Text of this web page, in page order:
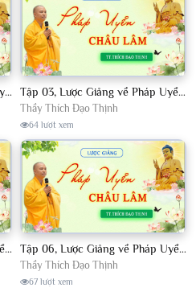
Tập 002, Lược Giảng về Pháp Uyển Châu Lâm, Chủ giảng TT. Thích Đạo Thịnh Tập 03, Lược Giảng về Pháp Uyển Châu Lâm, Chủ giảng TT Thích Đạo Thịnh
Thầy Thích Đạo Thịnh
64 lượt xem
Tập 04, Lược Giảng về Pháp Uyển Châu Lâm, Chủ giảng TT. Thích Đạo Thịnh Tập 06, Lược Giảng về Pháp Uyển Châu Lâm, Chủ giảng TT. Thích Đạo Thịnh
Thầy Thích Đạo Thịnh
67 lượt xem